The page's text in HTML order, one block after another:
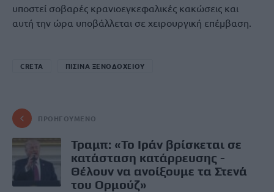
υποστεί σοβαρές κρανιοεγκεφαλικές κακώσεις και
αυτή την ώρα υποβάλλεται σε χειρουργική επέμβαση.
CRETA ΠΙΣΙΝΑ ΞΕΝΟΔΟΧΕΙΟΥ
ΠΡΟΗΓΟΎΜΕΝΟ
Τραμπ: «Το Ιράν βρίσκεται σε
κατάσταση κατάρρευσης -
Θέλουν να ανοίξουμε τα Στενά
του Ορμούζ»